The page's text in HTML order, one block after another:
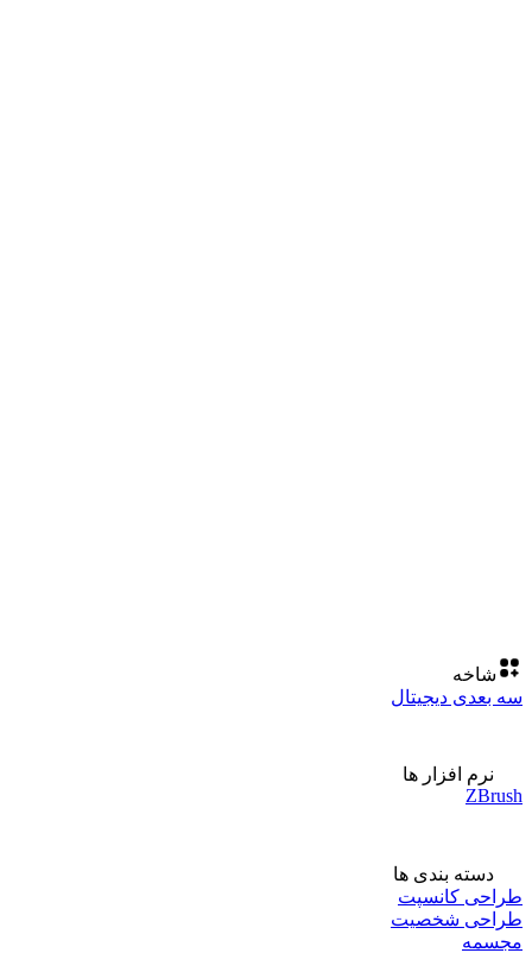
شاخه
سه بعدی دیجیتال
نرم افزار ها
ZBrush
دسته بندی ها
طراحی کانسپت
طراحی شخصیت
مجسمه